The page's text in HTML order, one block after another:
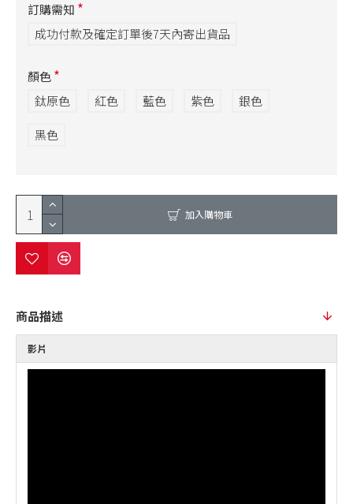
訂購需知
成功付款及確定訂單後7天內寄出貨品
顏色
鈦原色
紅色 藍色 紫色 銀色
黑色
加入購物車
商品描述
影片